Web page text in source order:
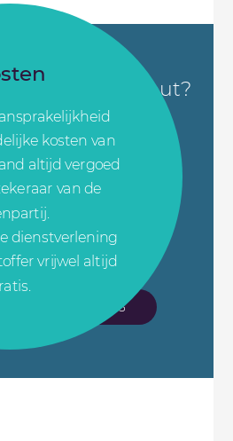
medische fout?
u in uw situatie aan toe
contact met ons op.
samen de juiste
085 130 43 93
kosten van
altijd vergoed
van de
dienstverlening
vrijwel altijd